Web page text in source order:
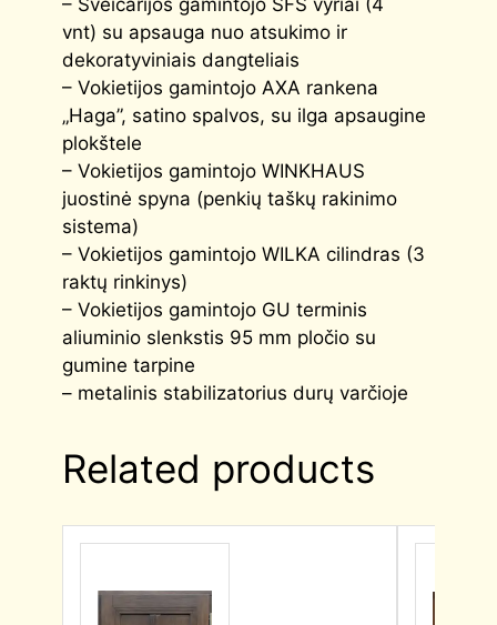
vnt) su apsauga nuo atsukimo ir
dekoratyviniais dangteliais
– Vokietijos gamintojo AXA rankena
„Haga”, satino spalvos, su ilga apsaugine
plokštele
– Vokietijos gamintojo WINKHAUS
juostinė spyna (penkių taškų rakinimo
sistema)
– Vokietijos gamintojo WILKA cilindras (3
raktų rinkinys)
– Vokietijos gamintojo GU terminis
aliuminio slenkstis 95 mm pločio su
gumine tarpine
– metalinis stabilizatorius durų varčioje
Related products